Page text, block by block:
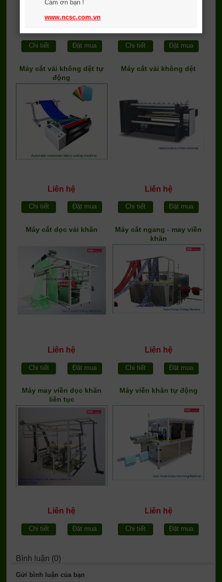
Chi tiết Đặt mua Chi tiết Đặt mua
Máy cắt vải không dệt tự
động
Liên hệ
Chi tiết Đặt mua
Máy cắt vải không dệt
Liên hệ
Chi tiết Đặt mua
Máy cắt dọc vải khăn
Liên hệ
Chi tiết Đặt mua
Máy cắt ngang - may viền
khăn
Liên hệ
Chi tiết Đặt mua
Máy may viền dọc khăn
liên tục
Liên hệ
Chi tiết Đặt mua
Máy viền khăn tự động
Liên hệ
Chi tiết Đặt mua
Bình luận (0)
Gửi bình luận của bạn
Cám ơn bạn !
www.ncsc.com.vn